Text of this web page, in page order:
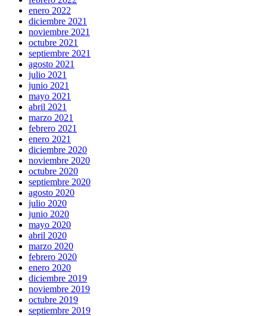
enero 2022
diciembre 2021
noviembre 2021
octubre 2021
septiembre 2021
agosto 2021
julio 2021
junio 2021
mayo 2021
abril 2021
marzo 2021
febrero 2021
enero 2021
diciembre 2020
noviembre 2020
octubre 2020
septiembre 2020
agosto 2020
julio 2020
junio 2020
mayo 2020
abril 2020
marzo 2020
febrero 2020
enero 2020
diciembre 2019
noviembre 2019
octubre 2019
septiembre 2019